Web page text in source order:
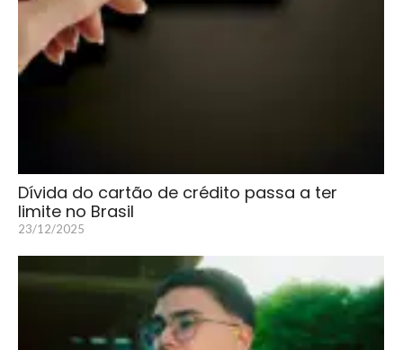
Dívida do cartão de crédito passa a ter
limite no Brasil
23/12/2025